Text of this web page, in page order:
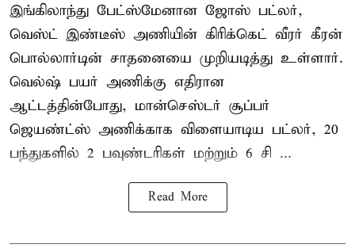
இங்கிலாந்து பேட்ஸ்மேனான ஜோஸ் பட்லர்,
வெஸ்ட் இண்டீஸ் அணியின் கிரிக்கெட் வீரர் கீரன்
பொல்லார்டின் சாதனையை முறியடித்து உள்ளார்.
வெல்ஷ் பயர் அணிக்கு எதிரான
ஆட்டத்தின்போது, மான்செஸ்டர் சூப்பர்
ஜெயண்ட்ஸ் அணிக்காக விளையாடிய பட்லர், 20
பந்துகளில் 2 பவுண்டரிகள் மற்றும் 6 சி ...
Read More